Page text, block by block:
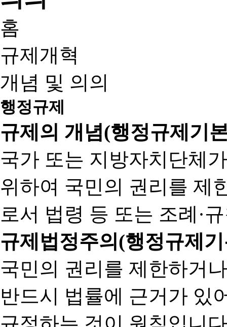
홈
규제개혁
개념 및 의의
행정규제
규제의 개념(행정규제기
국가 또는 지방자치단체
위하여 국민의 권리를 제
로서 법령 등 또는 조례·
규제법정주의(행정규제
국민의 권리를 제한하거
반드시 법률에 근거가 있